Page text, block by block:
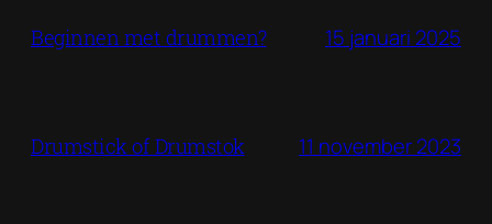
Beginnen met drummen? 15 januari 2025
Drumstick of Drumstok 11 november 2023